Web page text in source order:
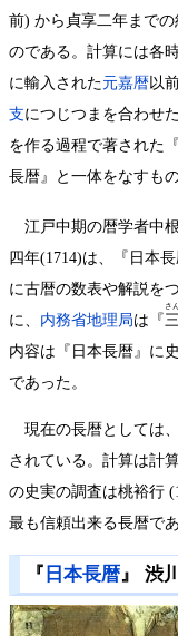
前) から貞享二年まで
のである。計算には各
に輸入された元嘉暦以
支につじつまを合わせ
を作る過程で著された
長暦』と一体をなすもの
江戸中期の暦学者中根
四年(1714)は、『日本
に古暦の数表や解説を
に、 内務省地理局は『
さ
内容は『日本長暦』に
であった。
現在の長暦としては
されている。計算は計
の史実の調査は桃裕行
最も信頼出来る長暦であ
『 日本長暦 』 渋